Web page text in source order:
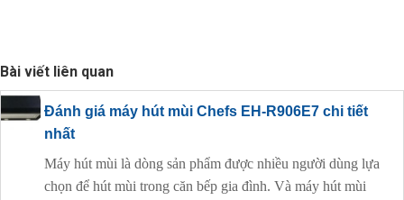
Bài viết liên quan
Đánh giá máy hút mùi Chefs EH-R906E7 chi tiết
nhất
Máy hút mùi là dòng sản phẩm được nhiều người dùng lựa
chọn để hút mùi trong căn bếp gia đình. Và máy hút mùi